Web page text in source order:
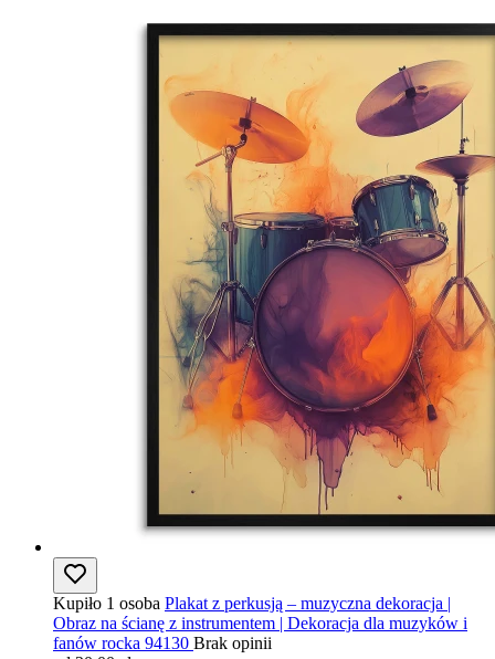
Kupiło 1 osoba Plakat z perkusją – muzyczna dekoracja |
Obraz na ścianę z instrumentem | Dekoracja dla muzyków i
fanów rocka 94130 Brak opinii